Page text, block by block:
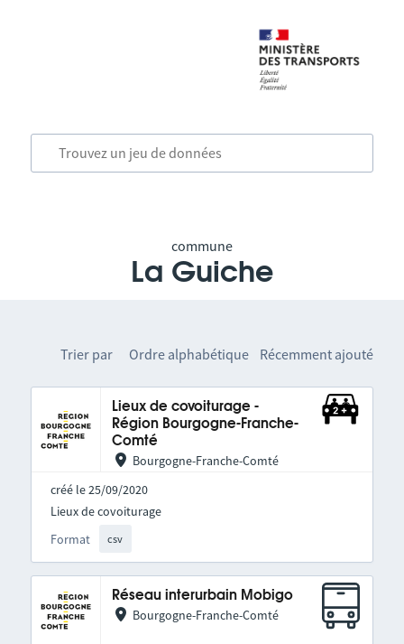
commune
La Guiche
Trier par Ordre alphabétique Récemment ajouté
Lieux de covoiturage -
Région Bourgogne-Franche-
Comté
Bourgogne-Franche-Comté
créé le 25/09/2020
Format csv
Lieux de covoiturage
Réseau interurbain Mobigo
Bourgogne-Franche-Comté